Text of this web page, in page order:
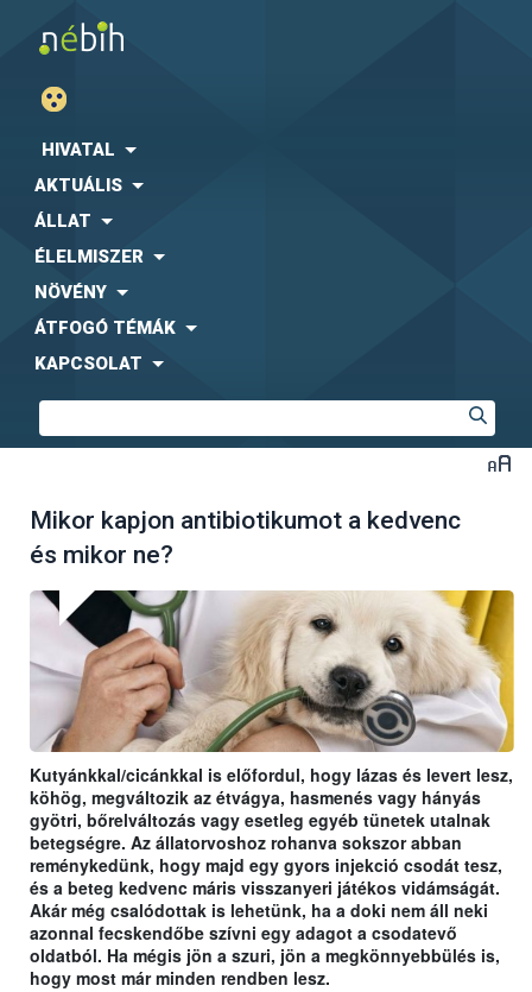
HIVATAL
AKTUÁLIS
ÁLLAT
ÉLELMISZER
NÖVÉNY
ÁTFOGÓ TÉMÁK
KAPCSOLAT
Mikor kapjon antibiotikumot a kedvenc
és mikor ne?
Kutyánkkal/cicánkkal is előfordul, hogy lázas és levert lesz,
köhög, megváltozik az étvágya, hasmenés vagy hányás
gyötri, bőrelváltozás vagy esetleg egyéb tünetek utalnak
betegségre. Az állatorvoshoz rohanva sokszor abban
reménykedünk, hogy majd egy gyors injekció csodát tesz,
és a beteg kedvenc máris visszanyeri játékos vidámságát.
Akár még csalódottak is lehetünk, ha a doki nem áll neki
azonnal fecskendőbe szívni egy adagot a csodatevő
oldatból. Ha mégis jön a szuri, jön a megkönnyebbülés is,
hogy most már minden rendben lesz.